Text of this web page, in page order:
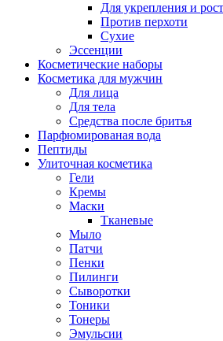
Для укрепления и
Против перхоти
Сухие
Эссенции
Косметические наборы
Косметика для мужчин
Для лица
Для тела
Средства после бритья
Парфюмированая вода
Пептиды
Улиточная косметика
Гели
Кремы
Маски
Тканевые
Мыло
Патчи
Пенки
Пилинги
Сыворотки
Тоники
Тонеры
Эмульсии